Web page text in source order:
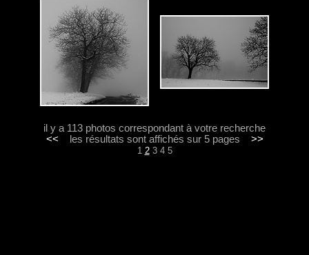
il y a 113 photos correspondant à votre recherche
<< les résultats sont affichés sur 5 pages >>
1 2 3 4 5